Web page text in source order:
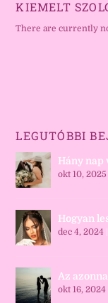
KIEMELT
There are currently
LEGUTÓBBI
Hány nap
okt 10, 2025
Hogyan
dec 4, 2024
Az
okt 16, 2024